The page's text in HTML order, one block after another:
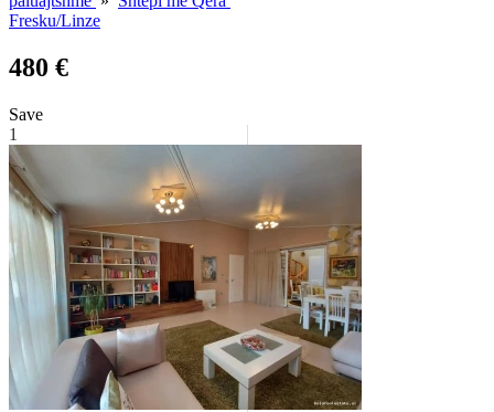
Fresku/Linze
480 €
Save
1